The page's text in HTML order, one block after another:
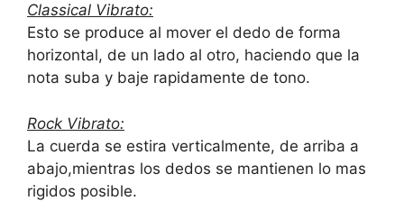
Classical Vibrato:
Esto se produce al mover el dedo de forma
horizontal, de un lado al otro, haciendo que la
nota suba y baje rapidamente de tono.
Rock Vibrato:
La cuerda se estira verticalmente, de arriba a
abajo,mientras los dedos se mantienen lo mas
rigidos posible.